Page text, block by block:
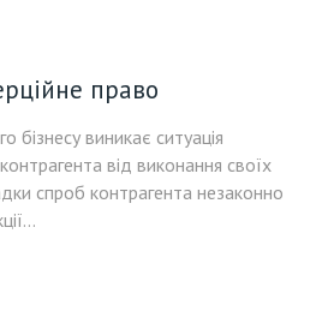
право
бізнесу виникає ситуація
від виконання своїх
спроб контрагента незаконно